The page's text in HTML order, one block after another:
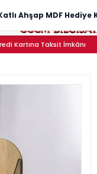
Kartına Taksit İmkânı
Ahşap MDF Hediye